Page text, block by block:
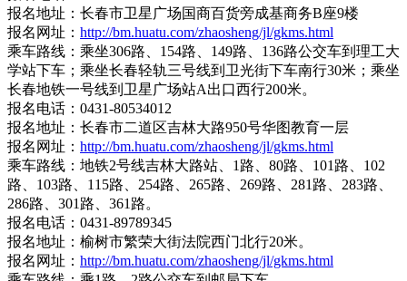
报名地址：长春市卫星广场国商百货旁成基商务B座9楼
报名网址： http://bm.huatu.com/zhaosheng/jl/gkms.html
乘车路线：乘坐306路、154路、149路、136路公交车到理工大
学站下车；乘坐长春轻轨三号线到卫光街下车南行30米；乘坐
长春地铁一号线到卫星广场站A出口西行200米。
报名电话：0431-80534012
报名地址：长春市二道区吉林大路950号华图教育一层
报名网址： http://bm.huatu.com/zhaosheng/jl/gkms.html
乘车路线：地铁2号线吉林大路站、1路、80路、101路、102
路、103路、115路、254路、265路、269路、281路、283路、
286路、301路、361路。
报名电话：0431-89789345
报名地址：榆树市繁荣大街法院西门北行20米。
报名网址： http://bm.huatu.com/zhaosheng/jl/gkms.html